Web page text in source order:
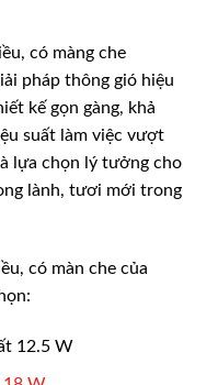
có màng che
pháp thông gió hiệu
kế gọn gàng, khả
suất làm việc vượt
lựa chọn lý tưởng cho
lành, tươi mới trong
có màn che của
12.5 W